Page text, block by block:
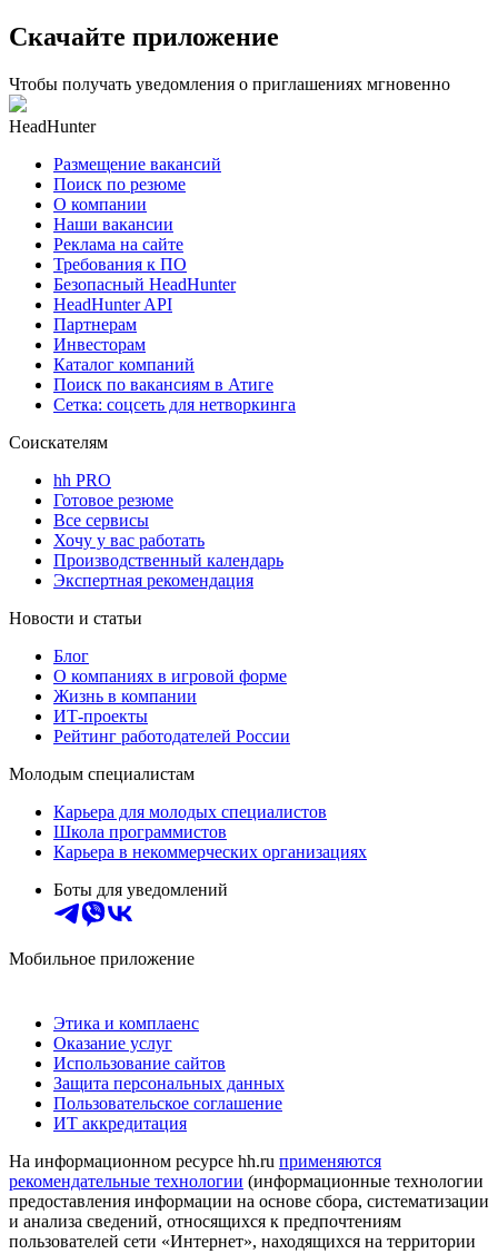
Скачайте приложение
Чтобы получать уведомления о приглашениях мгновенно
HeadHunter
Размещение вакансий
Поиск по резюме
О компании
Наши вакансии
Реклама на сайте
Требования к ПО
Безопасный HeadHunter
HeadHunter API
Партнерам
Инвесторам
Каталог компаний
Поиск по вакансиям в Атиге
Сетка: соцсеть для нетворкинга
Соискателям
hh PRO
Готовое резюме
Все сервисы
Хочу у вас работать
Производственный календарь
Экспертная рекомендация
Новости и статьи
Блог
О компаниях в игровой форме
Жизнь в компании
ИТ-проекты
Рейтинг работодателей России
Молодым специалистам
Карьера для молодых специалистов
Школа программистов
Карьера в некоммерческих организациях
Боты для уведомлений
Мобильное приложение
Этика и комплаенс
Оказание услуг
Использование сайтов
Защита персональных данных
Пользовательское соглашение
ИТ аккредитация
На информационном ресурсе hh.ru применяются
рекомендательные технологии (информационные технологии
предоставления информации на основе сбора, систематизации
и анализа сведений, относящихся к предпочтениям
пользователей сети «Интернет», находящихся на территории